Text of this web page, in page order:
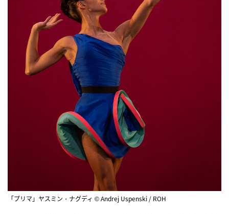
「プリマ」ヤスミン・ナグディ © Andrej Uspenski / ROH